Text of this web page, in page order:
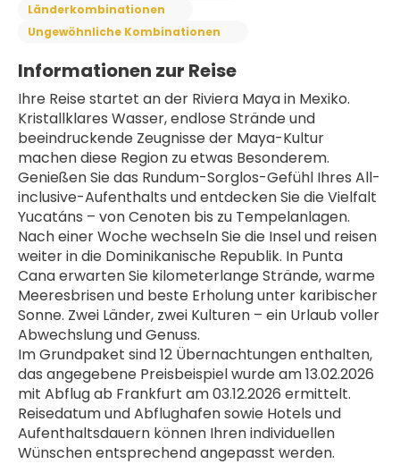
Länderkombinationen
Ungewöhnliche Kombinationen
Informationen zur Reise
Ihre Reise startet an der Riviera Maya in Mexiko.
Kristallklares Wasser, endlose Strände und
beeindruckende Zeugnisse der Maya-Kultur
machen diese Region zu etwas Besonderem.
Genießen Sie das Rundum-Sorglos-Gefühl Ihres All-
inclusive-Aufenthalts und entdecken Sie die Vielfalt
Yucatáns – von Cenoten bis zu Tempelanlagen.
Nach einer Woche wechseln Sie die Insel und reisen
weiter in die Dominikanische Republik. In Punta
Cana erwarten Sie kilometerlange Strände, warme
Meeresbrisen und beste Erholung unter karibischer
Sonne. Zwei Länder, zwei Kulturen – ein Urlaub voller
Abwechslung und Genuss.
Im Grundpaket sind 12 Übernachtungen enthalten,
das angegebene Preisbeispiel wurde am 13.02.2026
mit Abflug ab Frankfurt am 03.12.2026 ermittelt.
Reisedatum und Abflughafen sowie Hotels und
Aufenthaltsdauern können Ihren individuellen
Wünschen entsprechend angepasst werden.